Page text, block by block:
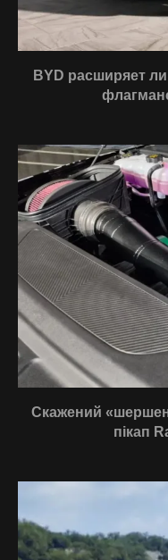
BYD расширяет
Скажений
пікап